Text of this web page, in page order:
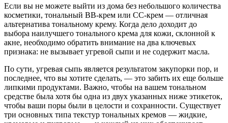
Если вы не можете выйти из дома без небольшого количества
косметики, тональный ВВ-крем или СС-крем — отличная
альтернатива тональному крему. Когда дело доходит до
выбора наилучшего тонального крема для кожи, склонной к
акне, необходимо обратить внимание на два ключевых
признака: не вызывает угревой сыпи и не содержит масла.
По сути, угревая сыпь является результатом закупорки пор, и
последнее, что вы хотите сделать, — это забить их еще больше
липкими продуктами. Важно, чтобы на вашем тональном
средстве была хотя бы одна из двух указанных ниже этикеток,
чтобы ваши поры были в целости и сохранности. Существует
три основных типа текстур тональных кремов — жидкие,